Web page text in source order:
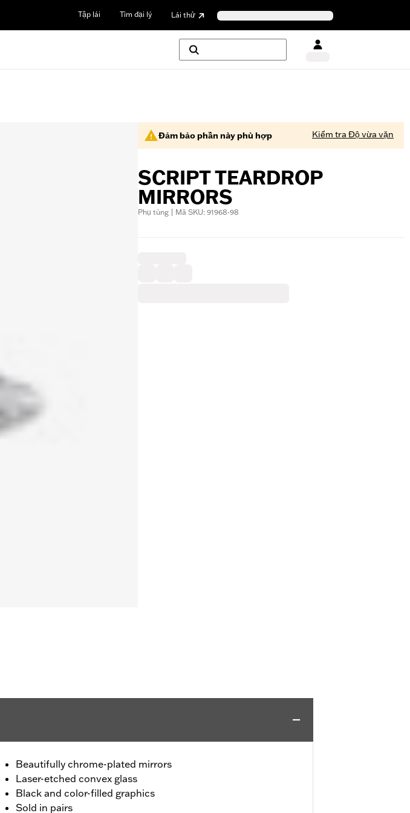
Tập lái Tìm đại lý Lái thử
Đảm bảo phần này phù hợp Kiểm tra Độ vừa vặn
SCRIPT TEARDROP
MIRRORS
Phụ tùng | Mã SKU: 91968-98
Beautifully chrome-plated mirrors
Laser-etched convex glass
Black and color-filled graphics
Sold in pairs